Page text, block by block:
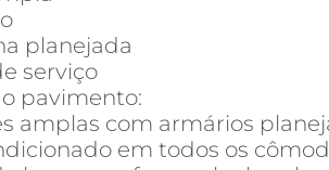
planejada
serviço
pavimento:
amplas com armários
em todos os